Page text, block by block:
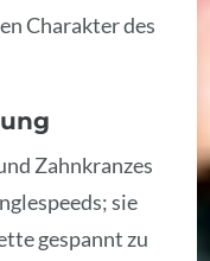
Charakter des
Zahnkranzes
sie
gespannt zu